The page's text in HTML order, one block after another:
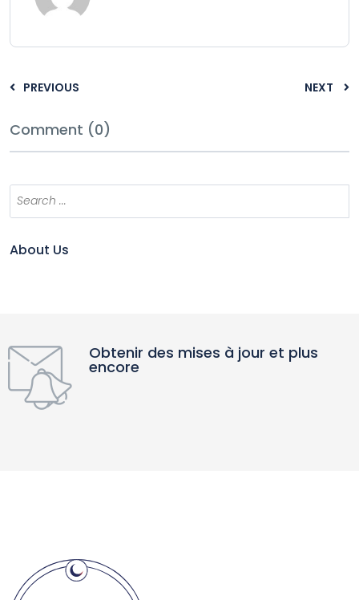
PREVIOUS NEXT
Comment (0)
About Us
Obtenir des mises à jour et plus
encore